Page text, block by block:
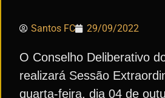
Santos FC 29/09/2022
O Conselho Deliberativo
realizará Sessão
quarta-feira, dia 04 de